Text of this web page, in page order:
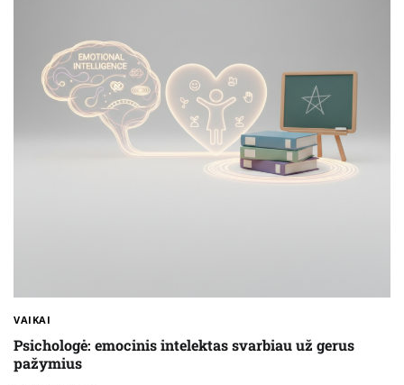
VAIKAI
Psichologė: emocinis intelektas svarbiau už gerus
pažymius